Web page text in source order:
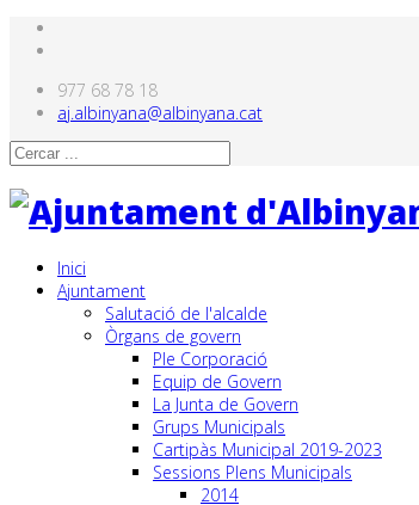
977 68 78 18
aj.albinyana@albinyana.cat
Inici
Ajuntament
Salutació de l'alcalde
Òrgans de govern
Ple Corporació
Equip de Govern
La Junta de Govern
Grups Municipals
Cartipàs Municipal 2019-2023
Sessions Plens Municipals
2014